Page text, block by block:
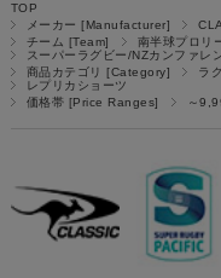
TOP
メーカー [Manufacturer]
チーム [Team]
南半球プロリ
スーパーラグビー/NZカンファレ
商品カテゴリ [Category]
ラ
レプリカショーツ
価格帯 [Price Ranges]
～